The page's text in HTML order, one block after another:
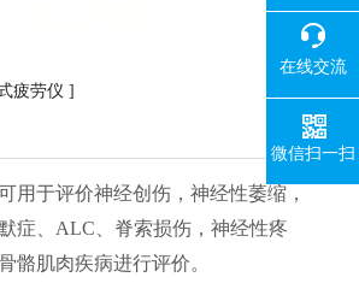
疲劳仪 ]
用于评价神经创伤，神经性萎缩，
症、 ALC、脊索损伤，神经性疼
骼肌肉疾病进行评价。
在线交流
微信扫一扫